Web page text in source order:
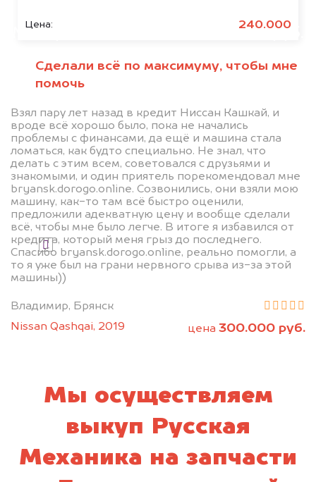
Цена: 240.000
Сделали всё по максимуму, чтобы мне
помочь
Взял пару лет назад в кредит Ниссан Кашкай, и
вроде всё хорошо было, пока не начались
проблемы с финансами, да ещё и машина стала
ломаться, как будто специально. Не знал, что
делать с этим всем, советовался с друзьями и
знакомыми, и один приятель порекомендовал мне
bryansk.dorogo.online. Созвонились, они взяли мою
машину, как-то там всё быстро оценили,
предложили адекватную цену и вообще сделали
всё, чтобы мне было легче. В итоге я избавился от
кредита, который меня грыз до последнего.
Спасибо bryansk.dorogo.online, реально помогли, а
то я уже был на грани нервного срыва из-за этой
машины))
Владимир, Брянск
Nissan Qashqai, 2019
цена 300.000 руб.
Мы купим ваше авто на 20.000 руб.
автоаукционах.
Узнать стоимость
Я даю согласие на обработку своих
персональных данных и соглашаюсь с
политикой конфиденциальности
Мы осуществляем
выкуп Русская
Механика на запчасти